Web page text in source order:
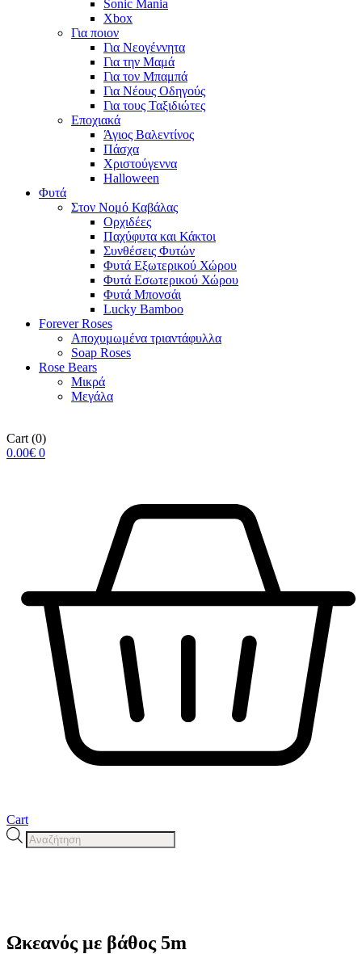
Sonic Mania
Xbox
Για ποιον
Για Νεογέννητα
Για την Μαμά
Για τον Μπαμπά
Για Νέους Οδηγούς
Για τους Ταξιδιώτες
Εποχιακά
Άγιος Βαλεντίνος
Πάσχα
Χριστούγεννα
Halloween
Φυτά
Στον Νομό Καβάλας
Ορχιδέες
Παχύφυτα και Κάκτοι
Συνθέσεις Φυτών
Φυτά Εξωτερικού Χώρου
Φυτά Εσωτερικού Χώρου
Φυτά Μπονσάι
Lucky Bamboo
Forever Roses
Αποχυμωμένα τριαντάφυλλα
Soap Roses
Rose Βears
Μικρά
Μεγάλα
Cart (0)
0.00€ 0
Cart
Products
search
Ωκεανός με βάθος 5m